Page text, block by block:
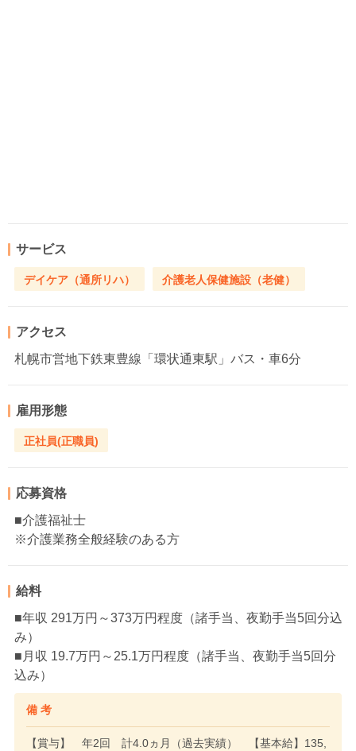
サービス
デイケア（通所リハ） 介護老人保健施設（老健）
アクセス
札幌市営地下鉄東豊線「環状通東駅」バス・車6分
雇用形態
正社員(正職員)
応募資格
■介護福祉士
※介護業務全般経験のある方
給料
■年収 291万円～373万円程度（諸手当、夜勤手当5回分込
み）
■月収 19.7万円～25.1万円程度（諸手当、夜勤手当5回分
込み）
備 考
【賞与】 年2回 計4.0ヵ月（過去実績） 【基本給】135,